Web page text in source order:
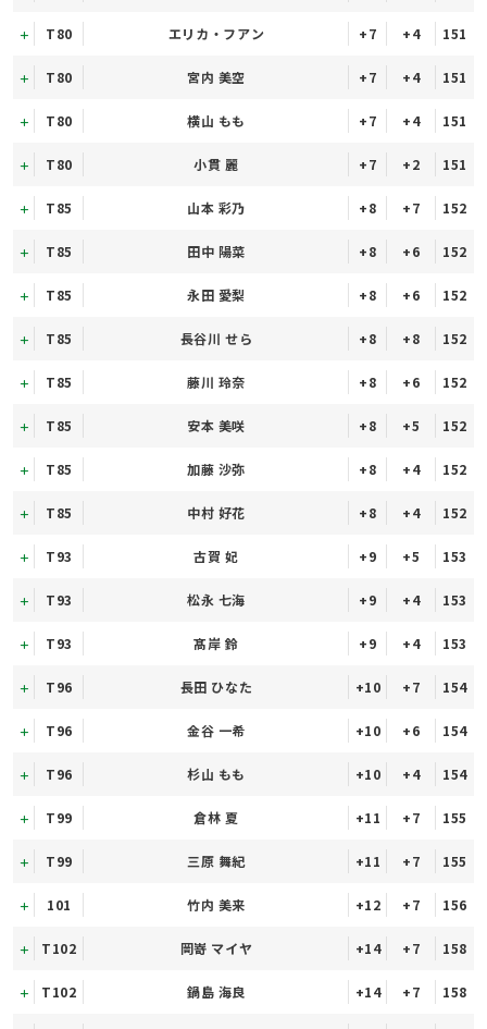
T80 エリカ・フアン +7 +4 151
T80 宮内 美空 +7 +4 151
T80 横山 もも +7 +4 151
T80 小貫 麗 +7 +2 151
T85 山本 彩乃 +8 +7 152
T85 田中 陽菜 +8 +6 152
T85 永田 愛梨 +8 +6 152
T85 長谷川 せら +8 +8 152
T85 藤川 玲奈 +8 +6 152
T85 安本 美咲 +8 +5 152
T85 加藤 沙弥 +8 +4 152
T85 中村 好花 +8 +4 152
T93 古賀 妃 +9 +5 153
T93 松永 七海 +9 +4 153
T93 髙岸 鈴 +9 +4 153
T96 長田 ひなた +10 +7 154
T96 金谷 一希 +10 +6 154
T96 杉山 もも +10 +4 154
T99 倉林 夏 +11 +7 155
T99 三原 舞紀 +11 +7 155
101 竹内 美来 +12 +7 156
T102 岡嵜 マイヤ +14 +7 158
T102 鍋島 海良 +14 +7 158